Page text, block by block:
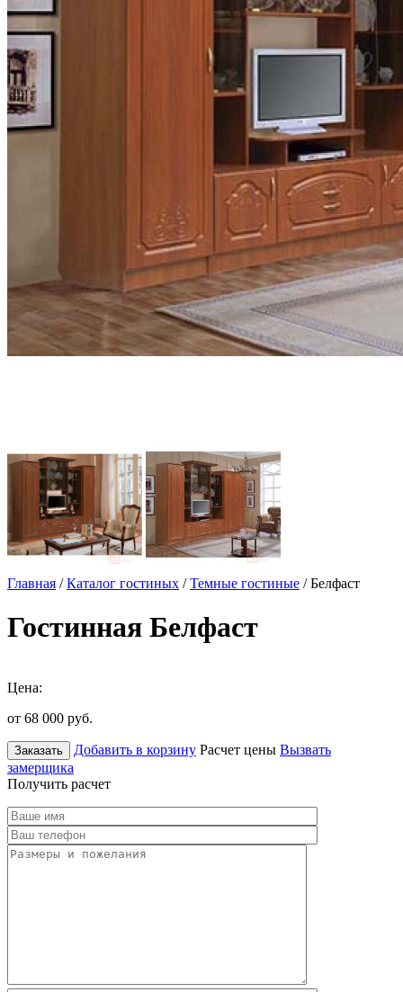
Главная /Каталог гостиных /Темные гостиные / Белфаст
Гостинная Белфаст
Цена:
от 68 000 руб.
Заказать Добавить в корзину Расчет цены Вызвать
замерщика
Получить расчет